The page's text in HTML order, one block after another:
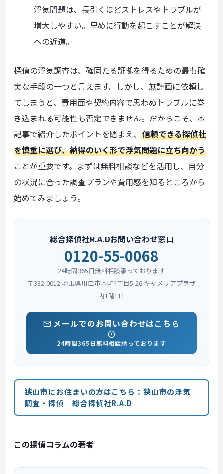
浮気問題は、長引くほどストレスやトラブルが
増大しやすい。早めに行動を起こすことが解決
への近道。
探偵の浮気調査は、確固たる証拠を得るための最も確
実な手段の一つと言えます。しかし、無計画に依頼し
てしまうと、費用面や契約内容で思わぬトラブルに巻
き込まれる可能性も否定できません。だからこそ、本
記事で紹介したポイントを踏まえ、 信頼できる探偵社
を慎重に選び、納得のいく形で浮気問題に立ち向かう
ことが重要です。まずは無料相談などを活用し、自分
の状況に合った調査プランや費用感を知るところから
始めてみましょう。
総合探偵社R.A.Dお問い合わせ窓口
0120-55-0068
24時間365日無料相談承っております
〒332-0012 埼玉県川口市本町4丁目5-26 キャメリアプラザ
内1階111
メールでのお問い合わせはこちら
24時間365日無料相談承っております
狭山市にお住まいの方はこちら：狭山市の浮気
調査・探偵｜総合探偵社R.A.D
この探偵コラムの著者